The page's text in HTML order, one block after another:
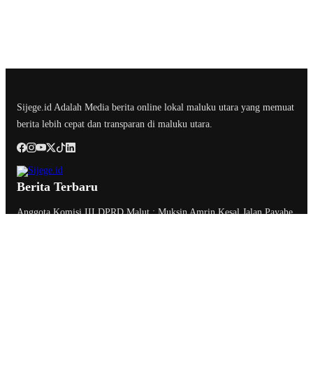
Sijege.id Adalah Media berita online lokal maluku utara yang memuat
berita lebih cepat dan transparan di maluku utara.
Berita Terbaru
Anggota Komisi III DPRD Malut : Muksin Amrin Kesal Jalan Payahe